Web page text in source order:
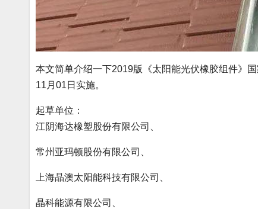
本文简单介绍一下2019版《太阳能光伏橡胶组件》
11月01日实施。
起草单位：
江阴海达橡塑股份有限公司、
常州亚玛顿股份有限公司、
上海晶澳太阳能科技有限公司、
晶科能源有限公司、